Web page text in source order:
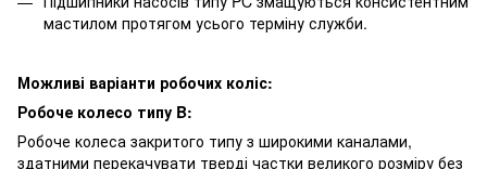
мастилом протягом усього терміну служби.
Можливі варіанти робочих коліс:
Робоче колесо типу B:
Робоче колеса закритого типу з широкими каналами,
здатними перекачувати тверді частки великого розміру без